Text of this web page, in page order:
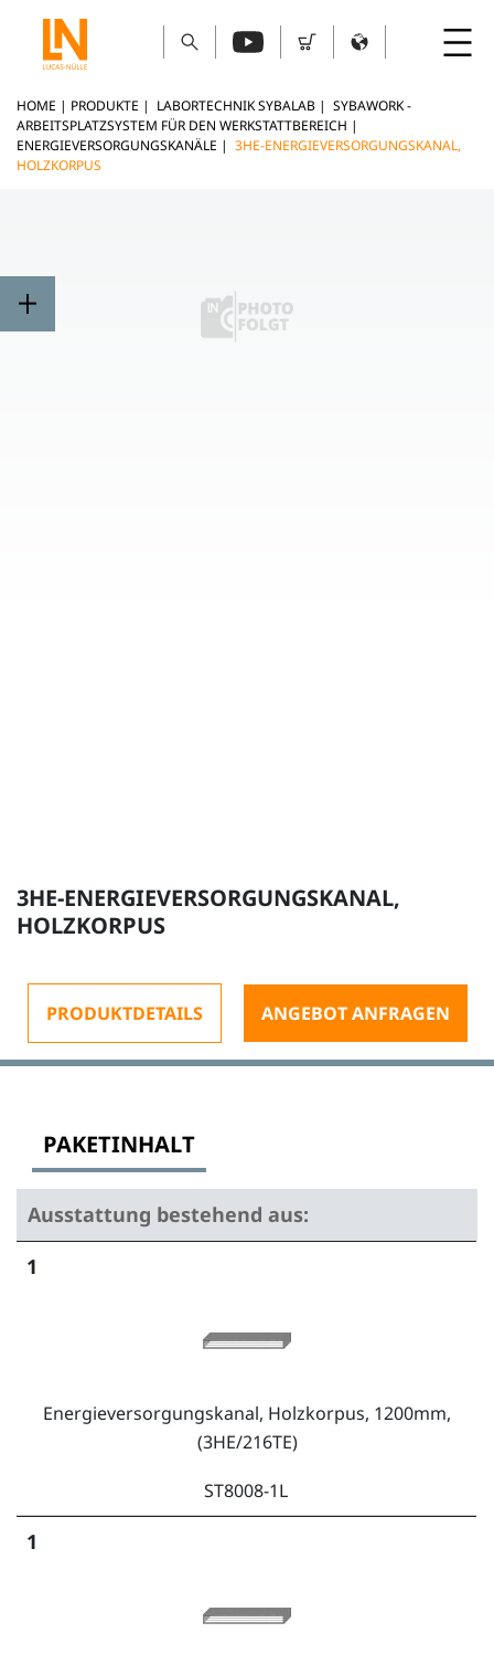
HOME | PRODUKTE | LABORTECHNIK SYBALAB | SYBAWORK -
ARBEITSPLATZSYSTEM FÜR DEN WERKSTATTBEREICH |
ENERGIEVERSORGUNGSKANÄLE | 3HE-ENERGIEVERSORGUNGSKANAL,
HOLZKORPUS
3HE-ENERGIEVERSORGUNGSKANAL,
HOLZKORPUS
PRODUKTDETAILS ANGEBOT ANFRAGEN
PAKETINHALT
Ausstattung bestehend aus:
1
Energieversorgungskanal, Holzkorpus, 1200mm,
(3HE/216TE)
ST8008-1L
1